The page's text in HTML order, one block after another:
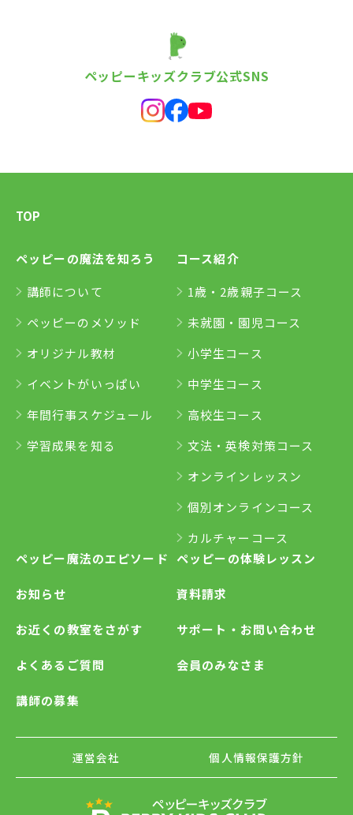
ペッピーキッズクラブ公式SNS
TOP
ペッピーの魔法を知ろう
講師について
ペッピーのメソッド
オリジナル教材
イベントがいっぱい
年間行事スケジュール
学習成果を知る
コース紹介
1歳・2歳親子コース
未就園・園児コース
小学生コース
中学生コース
高校生コース
文法・英検対策コース
オンラインレッスン
個別オンラインコース
カルチャーコース
ペッピー魔法のエピソード
お知らせ
お近くの教室をさがす
よくあるご質問
講師の募集
ペッピーの体験レッスン
資料請求
サポート・お問い合わせ
会員のみなさま
運営会社 個人情報保護方針